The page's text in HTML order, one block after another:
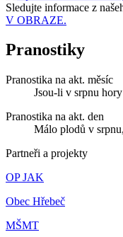
Sledujte informace z
V OBRAZE.
Pranostiky
Pranostika na akt. měsíc
Jsou-li v srpnu
Pranostika na akt. den
Málo plodů v
Partneři a projekty
OP JAK
Obec Hřebeč
MŠMT